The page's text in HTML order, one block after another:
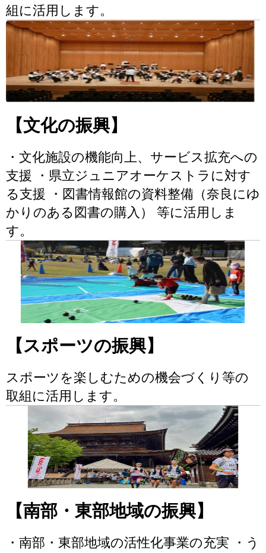
組に活用します。
【文化の振興】
・文化施設の機能向上、サービス拡充への
支援 ・県立ジュニアオーケストラに対す
る支援 ・図書情報館の資料整備（奈良にゆ
かりのある図書の購入） 等に活用しま
す。
【スポーツの振興】
スポーツを楽しむための機会づくり等の
取組に活用します。
【南部・東部地域の振興】
・南部・東部地域の活性化事業の充実 ・う